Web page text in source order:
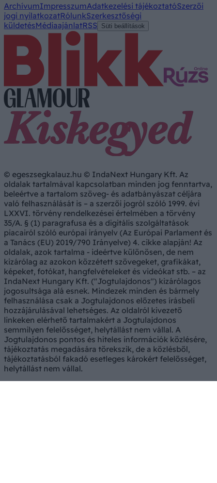
ArchívumImpresszumAdatkezelési tájékoztatóSzerzői
jogi nyilatkozatRólunkSzerkesztőségi
küldetésMédiaajánlatRSS Süti beállítások
© egeszsegkalauz.hu © IndaNext Hungary Kft. Az
oldalak tartalmával kapcsolatban minden jog fenntartva,
beleértve a tartalom szöveg- és adatbányászat céljára
való felhasználását is – a szerzői jogról szóló 1999. évi
LXXVI. törvény rendelkezései értelmében a törvény
35/A. § (1) paragrafusa és a digitális szolgáltatások
piacairól szóló európai irányelv (Az Európai Parlament és
a Tanács (EU) 2019/790 Irányelve) 4. cikke alapján! Az
oldalak, azok tartalma - ideértve különösen, de nem
kizárólag az azokon közzétett szövegeket, grafikákat,
képeket, fotókat, hangfelvételeket és videókat stb. – az
IndaNext Hungary Kft. ("Jogtulajdonos") kizárólagos
jogosultsága alá esnek. Mindezek minden és bármely
felhasználása csak a Jogtulajdonos előzetes írásbeli
hozzájárulásával lehetséges. Az oldalról kivezető
linkeken elérhető tartalmakért a Jogtulajdonos
semmilyen felelősséget, helytállást nem vállal. A
Jogtulajdonos pontos és hiteles információk közlésére,
tájékoztatás megadására törekszik, de a közlésből,
tájékoztatásból fakadó esetleges károkért felelősséget,
helytállást nem vállal.